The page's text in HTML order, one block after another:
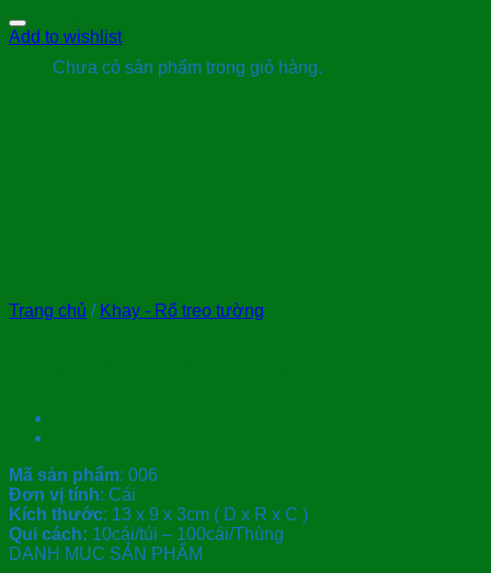
Chưa có sản phẩm trong giỏ hàng.
Add to wishlist
Trang chủ / Khay - Rổ treo tường
Mã sản phẩm: 006
Đơn vị tính: Cái
Kích thước: 13 x 9 x 3cm ( D x R x C )
Qui cách: 10cái/túi – 100cái/Thùng
DANH MỤC SẢN PHẨM